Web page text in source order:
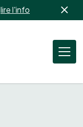
lire l'info